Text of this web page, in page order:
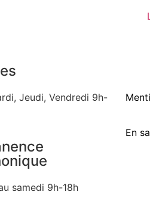
Jeudi, Vendredi 9h-
samedi 9h-18h
En